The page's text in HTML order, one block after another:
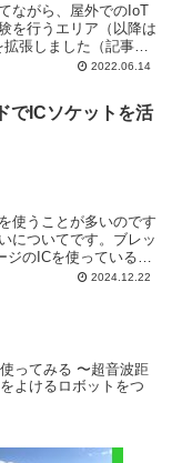
ながら、屋外でのIoT
を行うエリア（以降は
張しました（記事は
2022.06.14
でICソケットを活
使うことが多いのです
についてです。ブレッ
ジのICを使っているの
2024.12.22
ってみる 〜超音波距
よけるロボットをつ